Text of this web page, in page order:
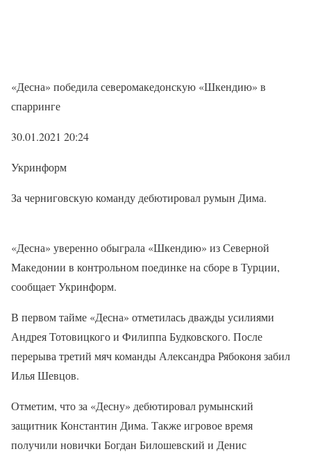
«Десна» победила северомакедонскую «Шкендию» в
спарринге
30.01.2021 20:24
Укринформ
За черниговскую команду дебютировал румын Дима.
«Десна» уверенно обыграла «Шкендию» из Северной
Македонии в контрольном поединке на сборе в Турции,
сообщает Укринформ.
В первом тайме «Десна» отметилась дважды усилиями
Андрея Тотовицкого и Филиппа Будковского. После
перерыва третий мяч команды Александра Рябоконя забил
Илья Шевцов.
Отметим, что за «Десну» дебютировал румынский
защитник Константин Дима. Также игровое время
получили новички Богдан Билошевский и Денис